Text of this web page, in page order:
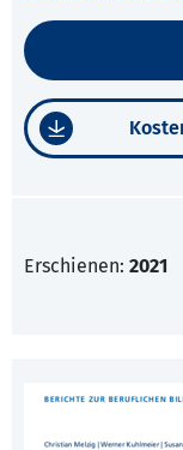
Erschienen: 2021